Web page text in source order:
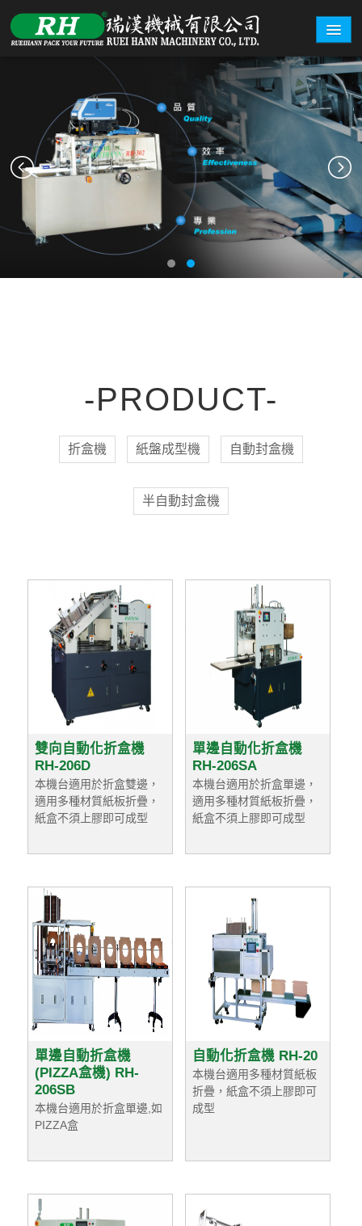
關於瑞漢
機型總覽
盒型範例
詢價系統
展覽資訊
聯絡我們
-PRODUCT-
折盒機 紙盤成型機 自動封盒機
半自動封盒機
雙向自動化折盒機
RH-206D
本機台適用於折盒雙邊，
適用多種材質紙板折疊，
紙盒不須上膠即可成型
單邊自動化折盒機
RH-206SA
本機台適用於折盒單邊，
適用多種材質紙板折疊，
紙盒不須上膠即可成型
單邊自動折盒機
(PIZZA盒機) RH-
206SB
本機台適用於折盒單邊,如
PIZZA盒
自動化折盒機 RH-20
本機台適用多種材質紙板
折疊，紙盒不須上膠即可
成型